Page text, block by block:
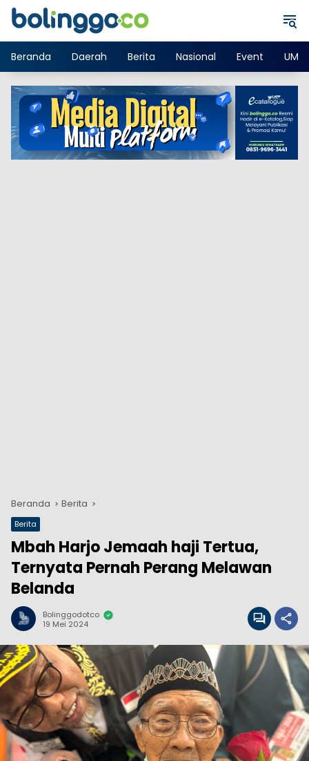
Langsung
Beranda
Daerah Berita Nasional Event
Beranda Berita
Berita
Mbah Harjo Jemaah haji Tertua,
Ternyata Pernah Perang Melawan
Belanda
Bolinggodotco
19 Mei 2024